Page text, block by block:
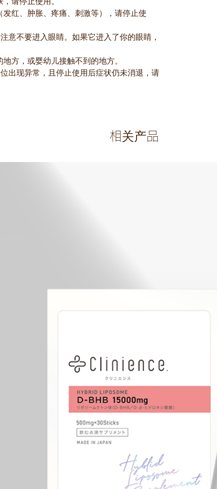
红、肿胀、疼痛、刺激等），请停止使
意不要进入眼睛。如果它进入了你的眼睛，
方，或婴幼儿接触不到的地方。
出现异常，且停止使用后症状仍未消退，请
相关产品